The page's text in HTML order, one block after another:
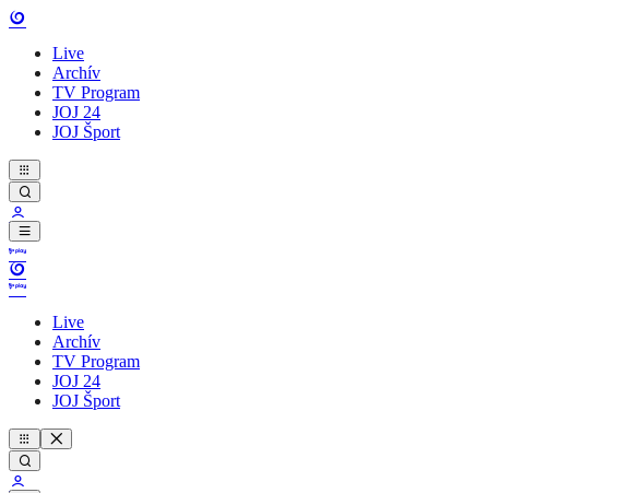
Live
Archív
TV Program
JOJ 24
JOJ Šport
Live
Archív
TV Program
JOJ 24
JOJ Šport